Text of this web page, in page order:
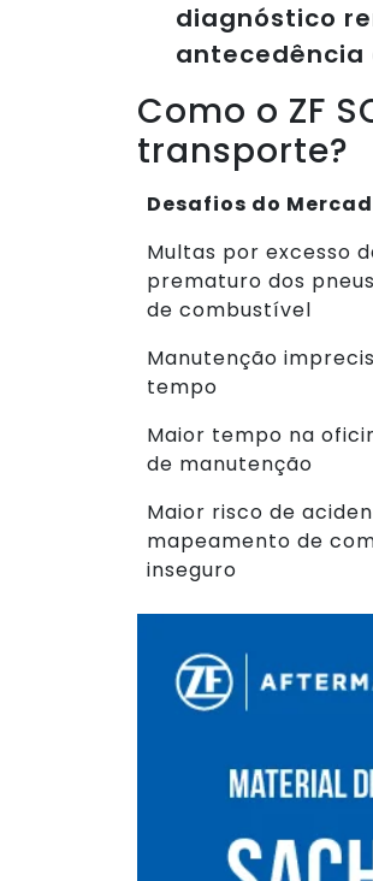
diagnóstico
antecedência
Como o ZF
transporte?
Desafios do
Multas por excesso
prematuro dos
de combustível
Manutenção
tempo
Maior tempo na
de manutenção
Maior risco de
mapeamento de
inseguro